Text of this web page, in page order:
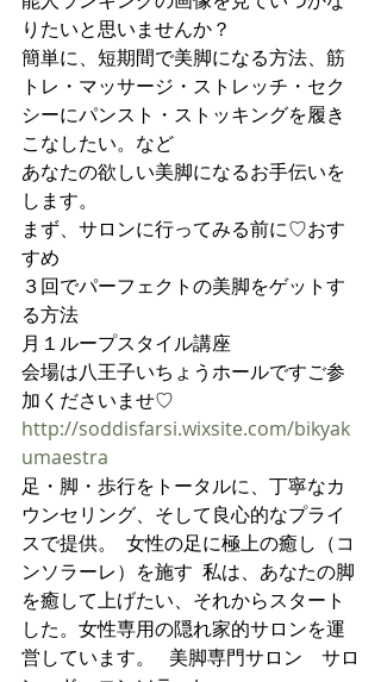
りたいと思いませんか？
簡単に、短期間で美脚になる方法、筋
トレ・マッサージ・ストレッチ・セク
シーにパンスト・ストッキングを履き
こなしたい。など
あなたの欲しい美脚になるお手伝いを
します。
まず、サロンに行ってみる前に♡おす
すめ
３回でパーフェクトの美脚をゲットす
る方法
月１ループスタイル講座
会場は八王子いちょうホールですご参
加くださいませ♡
http://soddisfarsi.wixsite.com/bikyak
umaestra
足・脚・歩行をトータルに、丁寧なカ
ウンセリング、そして良心的なプライ
スで提供。  女性の足に極上の癒し（コ
ンソラーレ）を施す  私は、あなたの脚
を癒して上げたい、それからスタート
した。女性専用の隠れ家的サロンを運
営しています。   美脚専門サロン　サロ